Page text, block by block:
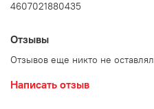
4607021880435
Отзывы
Отзывов еще никто не оставлял
Написать отзыв